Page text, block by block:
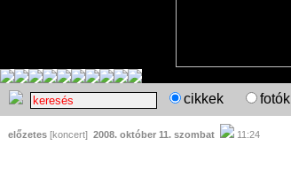
cikkek fotók
előzetes [koncert] 2008. október 11. szombat
11:24